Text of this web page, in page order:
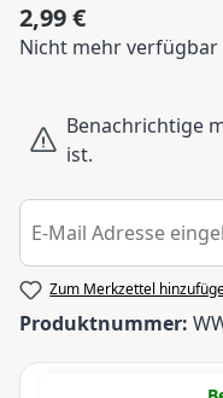
Regulärer Preis:
2,99 €
Nicht mehr verfügbar
Benachrichtige
ist.
Zum Merkzettel
Produktnummer: